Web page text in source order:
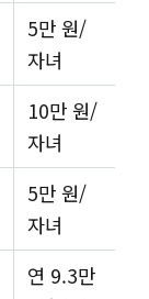
5만 원/
자녀
10만 원/
자녀
5만 원/
자녀
연 9.3만